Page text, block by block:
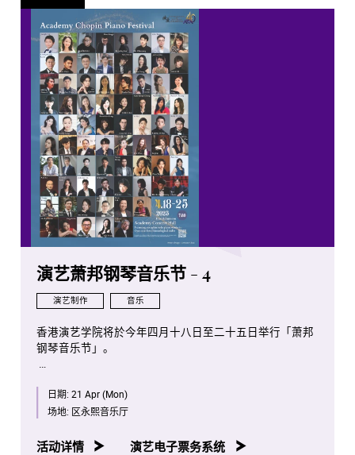
演艺萧邦钢琴音乐节 - 4
演艺制作 音乐
香港演艺学院将於今年四月十八日至二十五日举行「萧邦
钢琴音乐节」。
品编号年序，并由演艺学院钢琴系老师、学生及校友携手
演出。
八场音乐会亦将於香港电台第四台容后播放。
日期: 21 Apr (Mon)
场地: 区永熙音乐厅
活动详情 演艺电子票务系统